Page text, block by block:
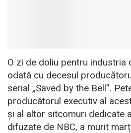
O zi de doliu pentru industria
odată cu decesul
serial „Saved by the Bell”.
producătorul executiv al
și al altor sitcomuri dedicate
difuzate de NBC, a murit